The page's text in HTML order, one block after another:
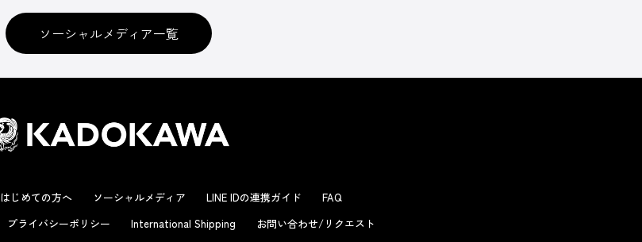
ソーシャルメディア一覧
はじめての方へ ソーシャルメディア LINE IDの連携ガイド
FAQ
プライバシーポリシー International Shipping お問い合わせ/リクエスト